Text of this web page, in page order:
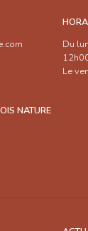
Du
Le
NATURE